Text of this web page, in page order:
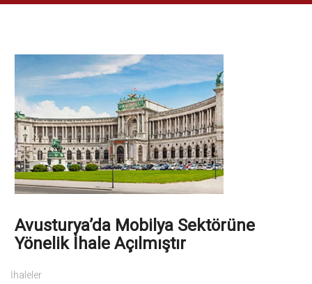
Avusturya’da Mobilya Sektörüne
Yönelik İhale Açılmıştır
İhaleler